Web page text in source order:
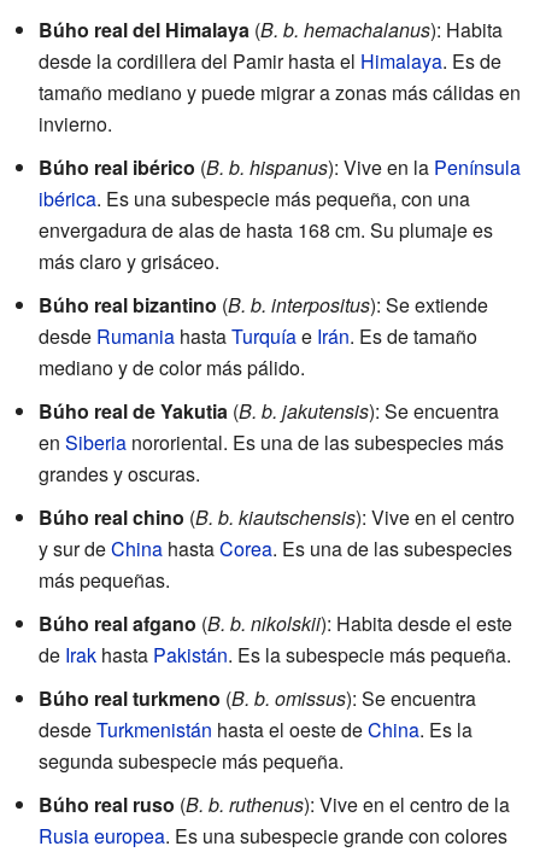
Búho real del Himalaya (B. b. hemachalanus): Habita
desde la cordillera del Pamir hasta el Himalaya. Es de
tamaño mediano y puede migrar a zonas más cálidas en
invierno.
Búho real ibérico (B. b. hispanus): Vive en la Península
ibérica. Es una subespecie más pequeña, con una
envergadura de alas de hasta 168 cm. Su plumaje es
más claro y grisáceo.
Búho real bizantino (B. b. interpositus): Se extiende
desde Rumania hastaTurquíae Irán. Es de tamaño
mediano y de color más pálido.
Búho real de Yakutia (B. b. jakutensis): Se encuentra
en Siberia nororiental. Es una de las subespecies más
grandes y oscuras.
Búho real chino (B. b. kiautschensis): Vive en el centro
y sur deChina hastaCorea. Es una de las subespecies
más pequeñas.
Búho real afgano (B. b. nikolskii): Habita desde el este
de Irak hasta Pakistán. Es la subespecie más pequeña.
Búho real turkmeno (B. b. omissus): Se encuentra
desdeTurkmenistán hasta el oeste deChina. Es la
segunda subespecie más pequeña.
Búho real ruso (B. b. ruthenus): Vive en el centro de la
Rusia europea. Es una subespecie grande con colores